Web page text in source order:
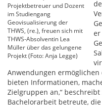
Projektbetreuer und Dozent
im Studiengang
Geovisualisierung der
THWS, (re.), freuen sich mit
THWS-Absolventin Lea
Müller über das gelungene
Projekt (Foto: Anja Legge)
er
Anwendungen ermöglichen
bieten Informationen,
Zielgruppen an,“
Bachelorarbeit betreute,